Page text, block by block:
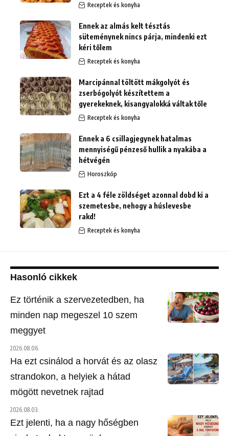
Receptek és konyha
Ennek az almás kelt tésztás
süteménynek nincs párja, mindenki ezt
kéri tőlem
Receptek és konyha
Marcipánnal töltött mákgolyót és
zserbógolyót készítettem a
gyerekeknek, kisangyalokká váltak tőle
Receptek és konyha
Ennek a 6 csillagjegynek hatalmas
mennyiségű pénzeső hullik a nyakába a
hétvégén
Horoszkóp
Ezt a 4 féle zöldséget azonnal dobd ki a
szemetesbe, nehogy a húslevesbe
rakd!
Receptek és konyha
Hasonló cikkek
Ez történik a szervezetedben, ha
minden nap megeszel 10 szem
meggyet
2026.08.06.
Ha ezt csinálod a horvát és az olasz
strandokon, a helyiek a hátad
mögött nevetnek rajtad
2026.08.03.
Ezt jelenti, ha a nagy hőségben